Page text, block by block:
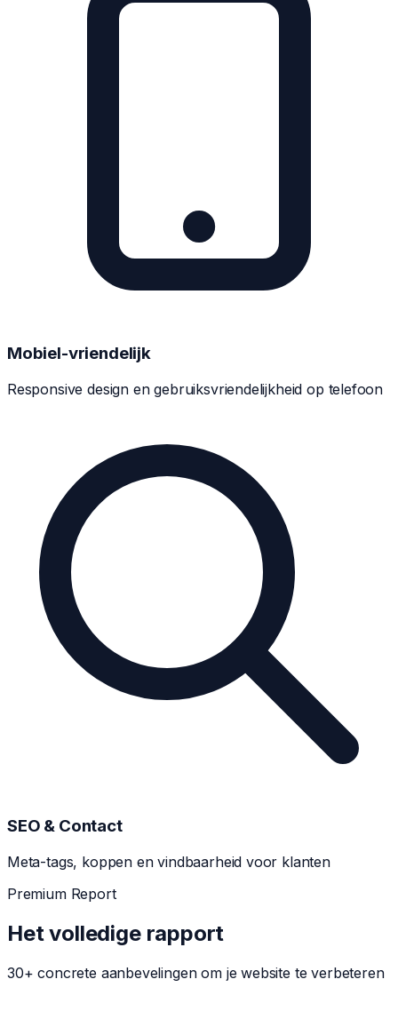
Mobiel-vriendelijk
Responsive design en gebruiksvriendelijkheid op telefoon
SEO & Contact
Meta-tags, koppen en vindbaarheid voor klanten
Premium Report
Het volledige rapport
30+ concrete aanbevelingen om je website te verbeteren